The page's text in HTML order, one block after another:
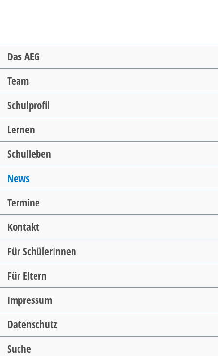
Navigation
überspringen
Das AEG
Team
Schulprofil
Lernen
Schulleben
News
Termine
Kontakt
Für SchülerInnen
Für Eltern
Impressum
Datenschutz
Suche